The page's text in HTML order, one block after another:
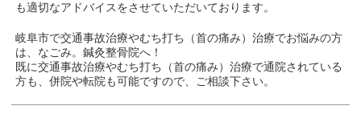
も適切なアドバイスをさせていただいております。
岐阜市で交通事故治療やむち打ち（首の痛み）治療でお悩みの方
は、なごみ。鍼灸整骨院へ！
既に交通事故治療やむち打ち（首の痛み）治療で通院されている
方も、併院や転院も可能ですので、ご相談下さい。